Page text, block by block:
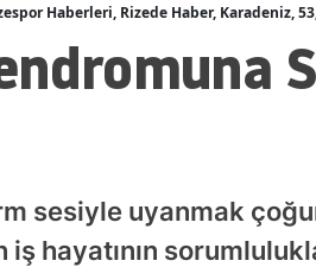
olumsuz durum yok!
Haberleri, Rizede Haber, Karadeniz,
sesiyle uyanmak
hayatının